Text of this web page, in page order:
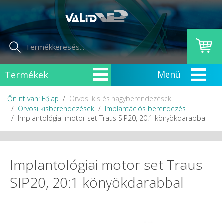
Termékek
Őn itt van: Főlap
Orvosi kis és nagyberendezések
Orvosi kisberendezések
Implantációs berendezés
Implantológiai motor set Traus SIP20, 20:1 könyökdarabbal
Implantológiai motor set Traus
SIP20, 20:1 könyökdarabbal